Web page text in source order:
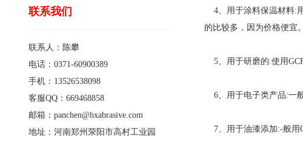
联系我们
联系人：陈攀
电话：0371-60900389
手机：13526538098
客服QQ：669468858
邮箱：panchen@hxabrasive.com
地址：河南郑州荥阳市高村工业园
4、用于涂料保温材料:
的比较多，因为价格便宜。
5、用于研磨的:使用
6、用于电子类产品:一
7、用于油漆添加:-般用